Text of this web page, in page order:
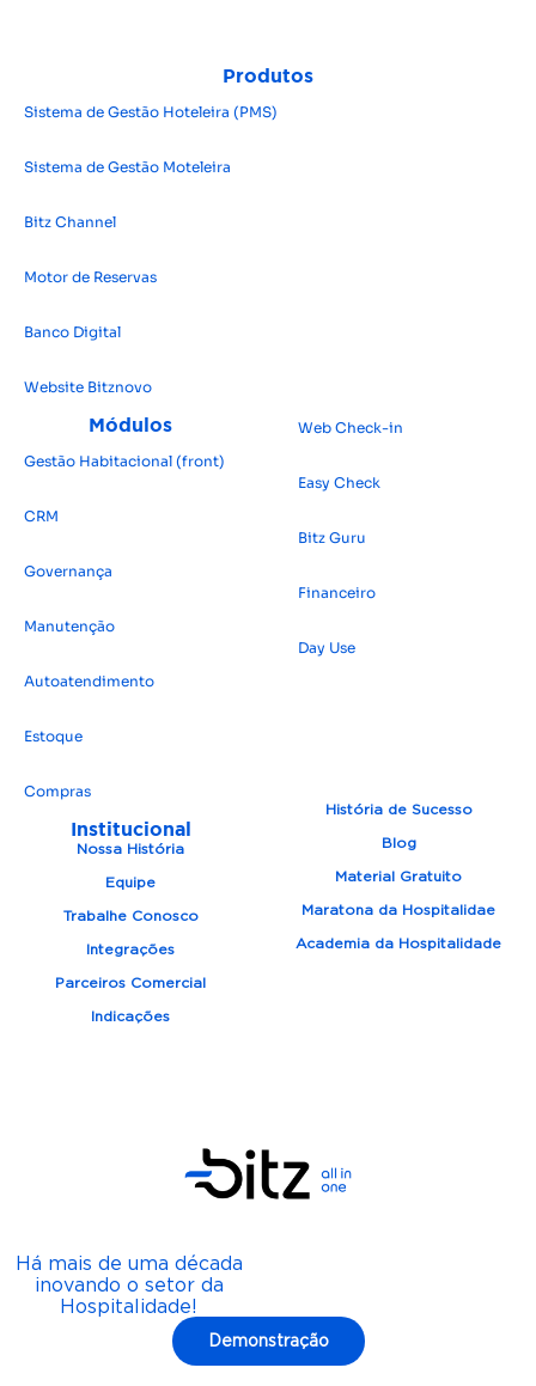
Produtos
Sistema de Gestão Hoteleira (PMS)
Sistema de Gestão Moteleira
Bitz Channel
Motor de Reservas
Banco Digital
Website Bitznovo
Módulos
Gestão Habitacional (front)
CRM
Governança
Manutenção
Autoatendimento
Estoque
Compras
Web Check-in
Easy Check
Bitz Guru
Financeiro
Day Use
Institucional
Nossa História
Equipe
Trabalhe Conosco
Integrações
Parceiros Comercial
Indicações
História de Sucesso
Blog
Material Gratuito
Maratona da Hospitalidae
Academia da Hospitalidade
Há mais de uma década
inovando o setor da
Hospitalidade!
Demonstração